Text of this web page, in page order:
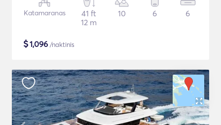
Katamaranas
41 ft
12 m
10 6 6
$1,096 /naktinis